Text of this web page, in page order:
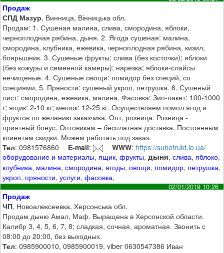
Продаж
СПД Мазур, Винница, Вінницька обл.
Продам: 1. Сушеная малина, слива, смородина, яблоки,
черноплодная рябина, дыня. 2. Ягода сушеная: малина,
смородина, клубника, ежевика, черноплодная рябина, кизил,
боярышник. 3. Сушеные фрукты: слива (без косточки); яблоки
(без кожуры и семенной камеры); нарезка; яблоки-слайсы
нечищеные. 4. Сушеные овощи: помидор без специй, со
специями, 5. Пряности: сушеный укроп, петрушка. 6. Сушеный
лист: смородина, ежевика, малина. Фасовка: Зип-пакет: 100-1000
г; ящик: 2-10 кг; мешок: 12-25 кг. Осуществляем помол ягод и
фруктов по желанию заказчика. Опт, розница. Розница -
приятный бонус. Оптовикам – бесплатная доставка. Постоянным
клиентам скидки. Можем работать под заказ.
Тел: 0981576860 E-mail: WWW: https://suhofrukt.io.ua/
оборудование и материалы,ящик,фрукты,дыня,слива,яблоко,
клубника, малина,смородина,ягоды,овощи, помидор, петрушка,
укроп, пряности,услуги,фасовка,
02/01/2019 10:26
Продаж
ЧП, Новоалексеевка, Херсонська обл.
Продам дыню Амал, Маф. Выращена в Херсонской области.
Калибр 3, 4, 5, 6, 7, 8; сладкая, сочная, ароматная. Звонить с
08:00 до 20:00, без выходных.
Тел: 0985900010, 0985900019, viber 0630547386 Иван